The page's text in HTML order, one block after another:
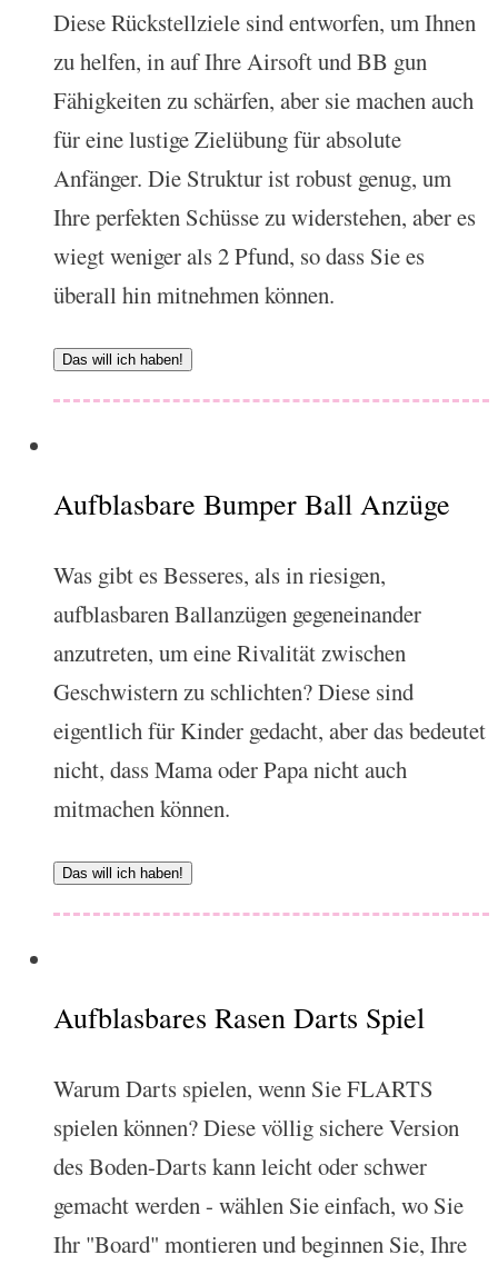
Diese Rückstellziele sind entworfen, um Ihnen
zu helfen, in auf Ihre Airsoft und BB gun
Fähigkeiten zu schärfen, aber sie machen auch
für eine lustige Zielübung für absolute
Anfänger. Die Struktur ist robust genug, um
Ihre perfekten Schüsse zu widerstehen, aber es
wiegt weniger als 2 Pfund, so dass Sie es
überall hin mitnehmen können.
Das will ich haben!
Aufblasbare Bumper Ball Anzüge
Was gibt es Besseres, als in riesigen,
aufblasbaren Ballanzügen gegeneinander
anzutreten, um eine Rivalität zwischen
Geschwistern zu schlichten? Diese sind
eigentlich für Kinder gedacht, aber das bedeutet
nicht, dass Mama oder Papa nicht auch
mitmachen können.
Das will ich haben!
Aufblasbares Rasen Darts Spiel
Warum Darts spielen, wenn Sie FLARTS
spielen können? Diese völlig sichere Version
des Boden-Darts kann leicht oder schwer
gemacht werden - wählen Sie einfach, wo Sie
Ihr "Board" montieren und beginnen Sie, Ihre